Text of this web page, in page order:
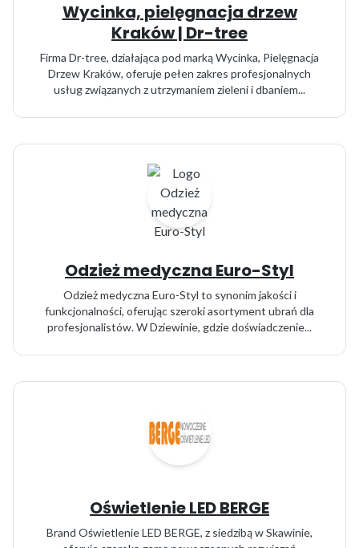
Wycinka, pielęgnacja drzew
Kraków | Dr-tree
Firma Dr-tree, działająca pod marką Wycinka, Pielęgnacja
Drzew Kraków, oferuje pełen zakres profesjonalnych
usług związanych z utrzymaniem zieleni i dbaniem...
Odzież medyczna Euro-Styl
Odzież medyczna Euro-Styl to synonim jakości i
funkcjonalności, oferując szeroki asortyment ubrań dla
profesjonalistów. W Dziewinie, gdzie doświadczenie...
Oświetlenie LED BERGE
Brand Oświetlenie LED BERGE, z siedzibą w Skawinie,